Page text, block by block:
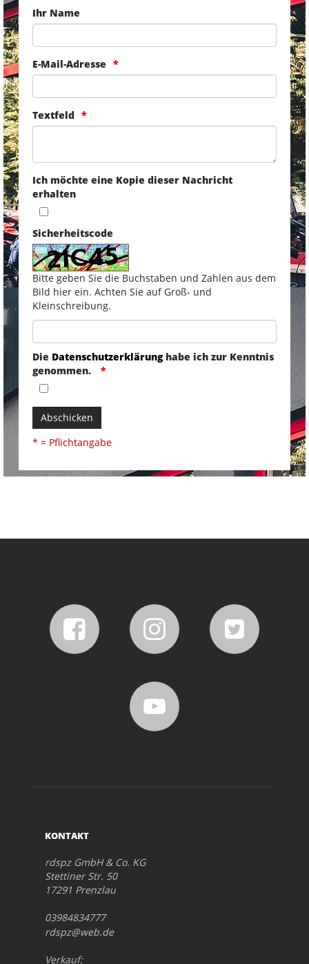
Ihr Name
E-Mail-Adresse
Textfeld
Ich möchte eine Kopie dieser Nachricht
erhalten
Sicherheitscode
Bitte geben Sie die Buchstaben und Zahlen aus dem
Bild hier ein. Achten Sie auf Groß- und
Kleinschreibung.
Die Datenschutzerklärunghabe ich zur Kenntnis
genommen.
Abschicken
* = Pflichtangabe
KONTAKT
rdspz GmbH & Co. KG
Stettiner Str. 50
17291 Prenzlau
03984834777
rdspz@web.de
Verkauf: